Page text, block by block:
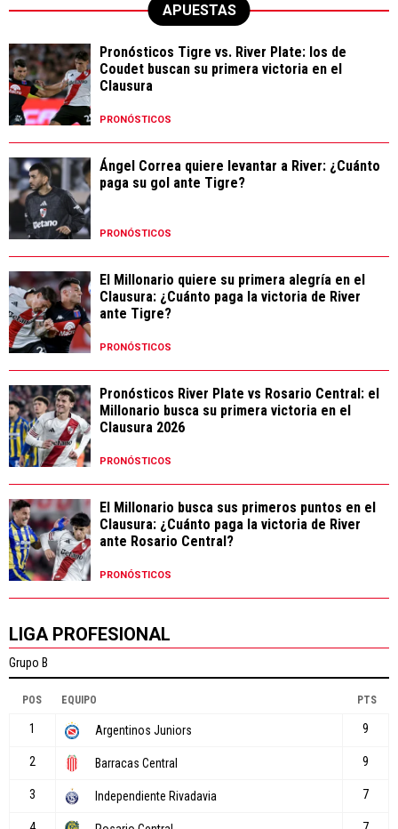
APUESTAS
Pronósticos Tigre vs. River Plate: los de
Coudet buscan su primera victoria en el
Clausura
PRONÓSTICOS
Ángel Correa quiere levantar a River: ¿Cuánto
paga su gol ante Tigre?
PRONÓSTICOS
El Millonario quiere su primera alegría en el
Clausura: ¿Cuánto paga la victoria de River
ante Tigre?
PRONÓSTICOS
Pronósticos River Plate vs Rosario Central: el
Millonario busca su primera victoria en el
Clausura 2026
PRONÓSTICOS
El Millonario busca sus primeros puntos en el
Clausura: ¿Cuánto paga la victoria de River
ante Rosario Central?
PRONÓSTICOS
LIGA PROFESIONAL